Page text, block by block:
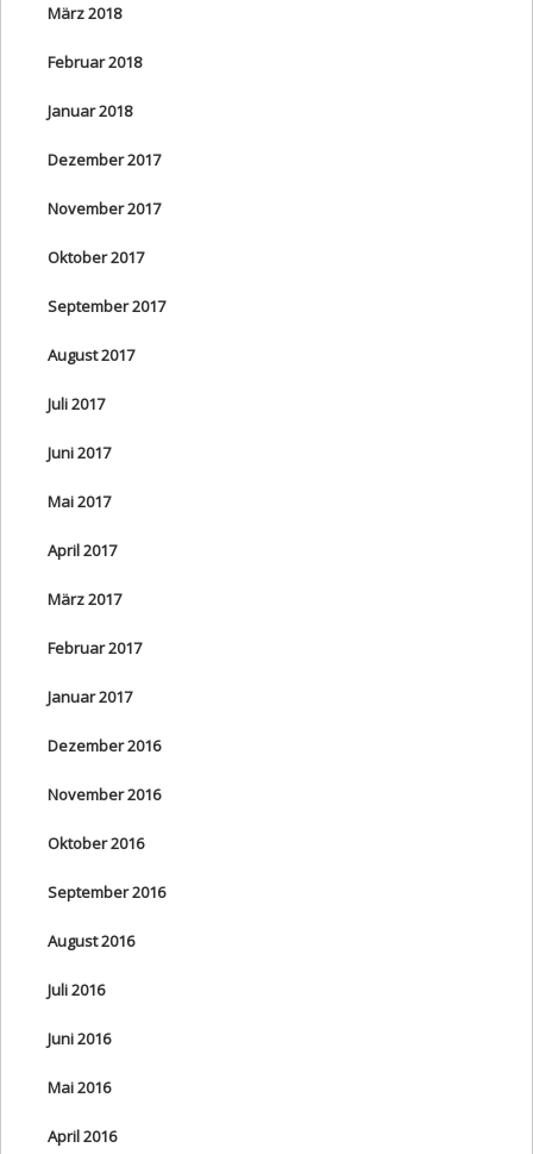
März 2018
Februar 2018
Januar 2018
Dezember 2017
November 2017
Oktober 2017
September 2017
August 2017
Juli 2017
Juni 2017
Mai 2017
April 2017
März 2017
Februar 2017
Januar 2017
Dezember 2016
November 2016
Oktober 2016
September 2016
August 2016
Juli 2016
Juni 2016
Mai 2016
April 2016